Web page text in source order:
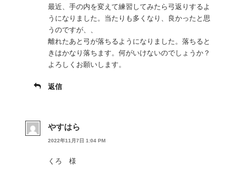
最近、手の内を変えて練習してみたら弓返りするよ
うになりました。当たりも多くなり、良かったと思
うのですが、、
離れたあと弓が落ちるようになりました。落ちると
きはかなり落ちます。何がいけないのでしょうか？
よろしくお願いします。
返信
やすはら
2022年11月7日 1:04 PM
くろ 様